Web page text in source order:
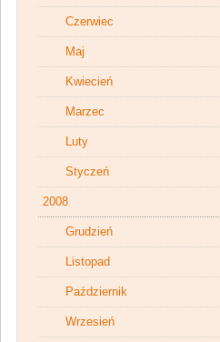
Czerwiec
Maj
Kwiecień
Marzec
Luty
Styczeń
2008
Grudzień
Listopad
Październik
Wrzesień